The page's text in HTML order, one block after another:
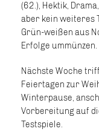
(62.), Hektik,
aber kein weiteres
Grün-weißen aus
Erfolge ummünzen.
Nächste Woche
Feiertagen zur
Winterpause,
Vorbereitung auf
Testspiele.